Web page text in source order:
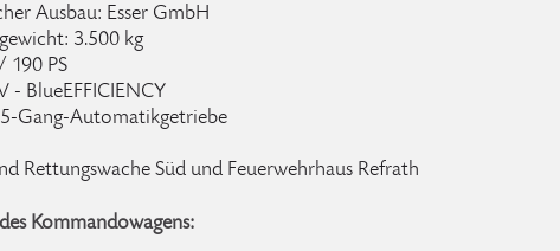
Ausbau: Esser GmbH
3.500 kg
190 PS
- BlueEFFICIENCY
Gang-Automatikgetriebe
Rettungswache Süd und Feuerwehrhaus Refrath
Kommandowagens: